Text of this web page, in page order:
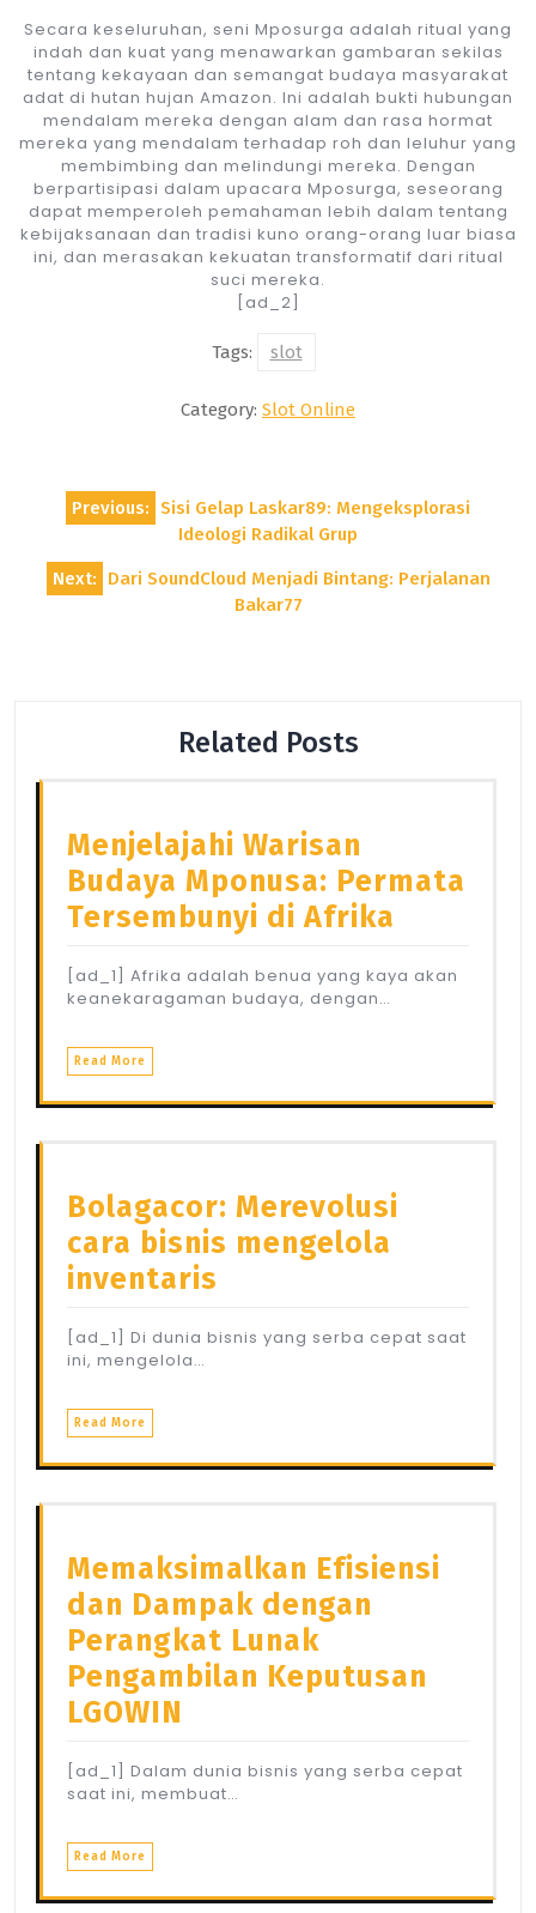
Secara keseluruhan, seni Mposurga adalah ritual yang
indah dan kuat yang menawarkan gambaran sekilas
tentang kekayaan dan semangat budaya masyarakat
adat di hutan hujan Amazon. Ini adalah bukti hubungan
mendalam mereka dengan alam dan rasa hormat
mereka yang mendalam terhadap roh dan leluhur yang
membimbing dan melindungi mereka. Dengan
berpartisipasi dalam upacara Mposurga, seseorang
dapat memperoleh pemahaman lebih dalam tentang
kebijaksanaan dan tradisi kuno orang-orang luar biasa
ini, dan merasakan kekuatan transformatif dari ritual
suci mereka.
[ad_2]
Tags: slot
Category: Slot Online
Post
navigation
Previous: Sisi Gelap Laskar89: Mengeksplorasi
Ideologi Radikal Grup
Next:
Dari SoundCloud Menjadi Bintang: Perjalanan
Bakar77
Related Posts
Menjelajahi Warisan
Budaya Mponusa: Permata
Tersembunyi di Afrika
[ad_1] Afrika adalah benua yang kaya akan
keanekaragaman budaya, dengan…
Read More
Bolagacor: Merevolusi
cara bisnis mengelola
inventaris
[ad_1] Di dunia bisnis yang serba cepat saat
ini, mengelola…
Read More
Memaksimalkan Efisiensi
dan Dampak dengan
Perangkat Lunak
Pengambilan Keputusan
LGOWIN
[ad_1] Dalam dunia bisnis yang serba cepat
saat ini, membuat…
Read More